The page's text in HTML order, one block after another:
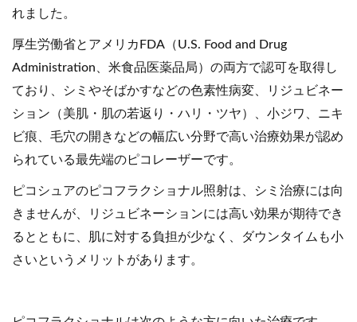
れました。
厚生労働省とアメリカFDA（U.S. Food and Drug
Administration、米食品医薬品局）の両方で認可を取得し
ており、シミやそばかすなどの色素性病変、リジュビネー
ション（美肌・肌の若返り・ハリ・ツヤ）、小ジワ、ニキ
ビ痕、毛穴の開きなどの幅広い分野で高い治療効果が認め
られている最先端のピコレーザーです。
ピコシュアのピコフラクショナル照射は、シミ治療には向
きませんが、リジュビネーションには高い効果が期待でき
るとともに、肌に対する負担が少なく、ダウンタイムも小
さいというメリットがあります。